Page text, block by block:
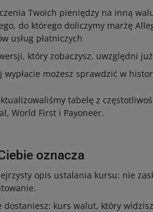
Twoich pieniędzy na inną
do którego doliczymy marżę
usług płatniczych
który zobaczysz, uwzględni
wypłacie możesz sprawdzić w
tabelę z
World First i Payoneer.
oznacza
opis ustalania kursu: nie
dostaniesz: kurs walut, który